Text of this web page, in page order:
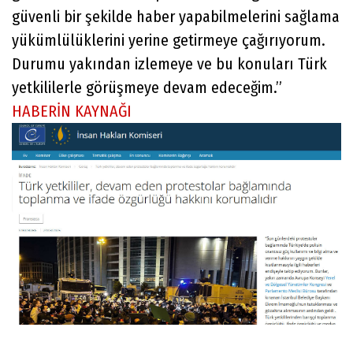
güvenli bir şekilde haber yapabilmelerini sağlama
yükümlülüklerini yerine getirmeye çağırıyorum.
Durumu yakından izlemeye ve bu konuları Türk
yetkililerle görüşmeye devam edeceğim.”
HABERİN KAYNAĞI